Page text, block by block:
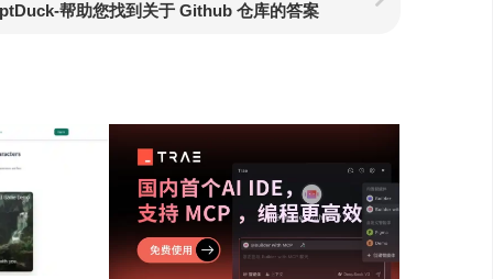
帮助您找到关于 Github 仓库的答案